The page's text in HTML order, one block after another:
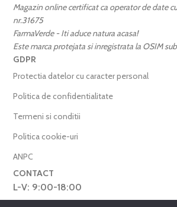
Magazin online certificat ca operator de date
nr.31675
FarmaVerde - Iti aduce natura acasa!
Este marca protejata si inregistrata la OSIM
GDPR
Protectia datelor cu caracter personal
Politica de confidentialitate
Termeni si conditii
Politica cookie-uri
ANPC
CONTACT
L-V: 9:00-18:00